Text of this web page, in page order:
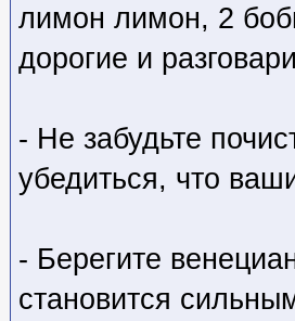
лимон лимон, 2
дорогие и
- Не забудьте
убедиться, что
- Берегите
становится